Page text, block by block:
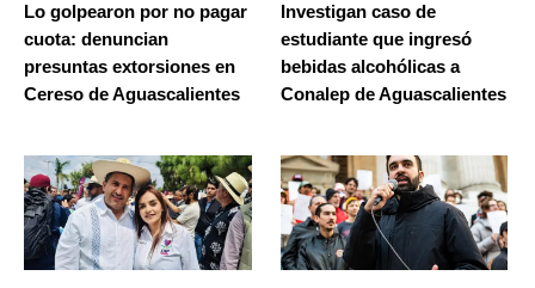
Lo golpearon por no pagar
cuota: denuncian
presuntas extorsiones en
Cereso de Aguascalientes
Investigan caso de
estudiante que ingresó
bebidas alcohólicas a
Conalep de Aguascalientes